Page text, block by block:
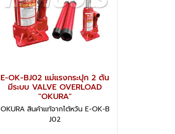
E-OK-BJ02 แม่แรงกระปุก 2 ตัน
มีระบบ VALVE OVERLOAD
"OKURA"
OKURA สินค้าแท้จากไต้หวัน E-OK-B
J02